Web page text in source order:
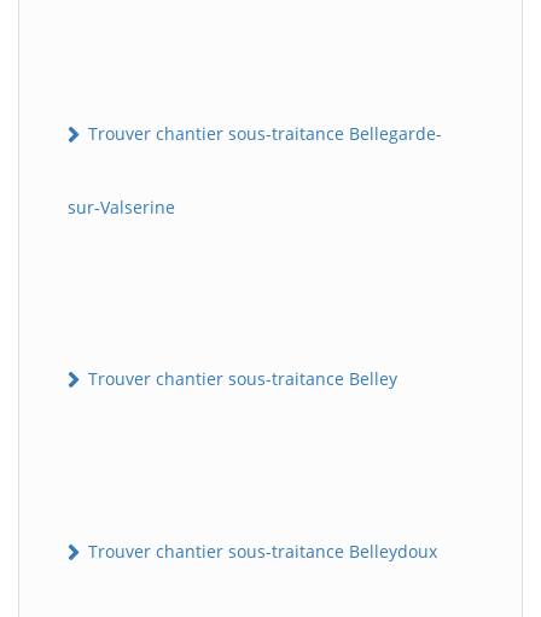
Trouver chantier sous-traitance Bellegarde-
sur-Valserine
Trouver chantier sous-traitance Belley
Trouver chantier sous-traitance Belleydoux